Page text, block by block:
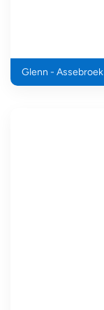
Glenn - Assebroek